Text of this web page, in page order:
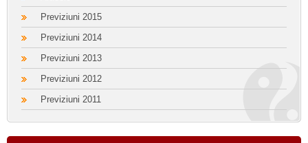
Previziuni 2015
Previziuni 2014
Previziuni 2013
Previziuni 2012
Previziuni 2011